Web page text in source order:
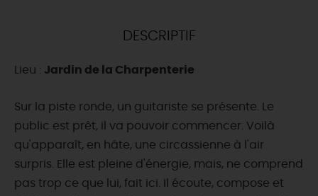
DEMAIN
CE WEEK-END
CETTE SEMAINE
TOUT L'AGENDA
DESCRIPTIF
Lieu : Jardin de la Charpenterie
Sur la piste ronde, un guitariste se présente. Le
public est prêt, il va pouvoir commencer. Voilà
qu'apparaît, en hâte, une circassienne à l'air
surpris. Elle est pleine d'énergie, mais, ne comprend
pas trop ce que lui, fait ici. Il écoute, compose et